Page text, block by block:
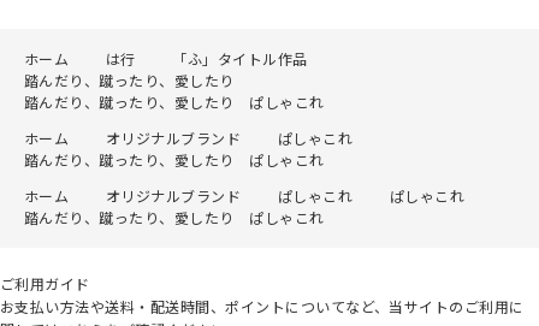
ホーム は行
「ふ」タイトル作品
踏んだり、蹴ったり、愛したり
踏んだり、蹴ったり、愛したり ぱしゃこれ
ホーム
オリジナルブランド
ぱしゃこれ
踏んだり、蹴ったり、愛したり ぱしゃこれ
ホーム
オリジナルブランド ぱしゃこれ
ぱしゃこれ
踏んだり、蹴ったり、愛したり ぱしゃこれ
ご利用ガイド
お支払い方法や送料・配送時間、ポイントについてなど、当サイトのご利用に